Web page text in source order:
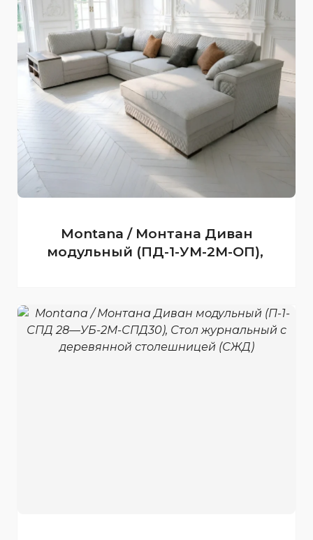
Montana / Монтана Диван
модульный (ПД-1-УМ-2М-ОП),